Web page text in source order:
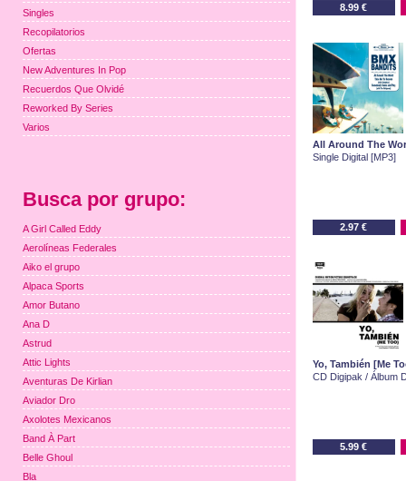
8.99 €
All Around The
Single Digital [MP3]
2.97 €
Yo, También [Me
CD Digipak / Álbum
5.99 €
Singles
Recopilatorios
Ofertas
New Adventures In Pop
Recuerdos Que Olvidé
Reworked By Series
Varios
Busca por grupo:
A Girl Called Eddy
Aerolíneas Federales
Aiko el grupo
Alpaca Sports
Amor Butano
Ana D
Astrud
Attic Lights
Aventuras De Kirlian
Aviador Dro
Axolotes Mexicanos
Band À Part
Belle Ghoul
Bla